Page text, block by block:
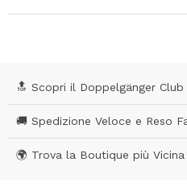
🔝 Scopri il Doppelgänger Club
🚚 Spedizione Veloce e Reso
🌍 Trova la Boutique più Vicina